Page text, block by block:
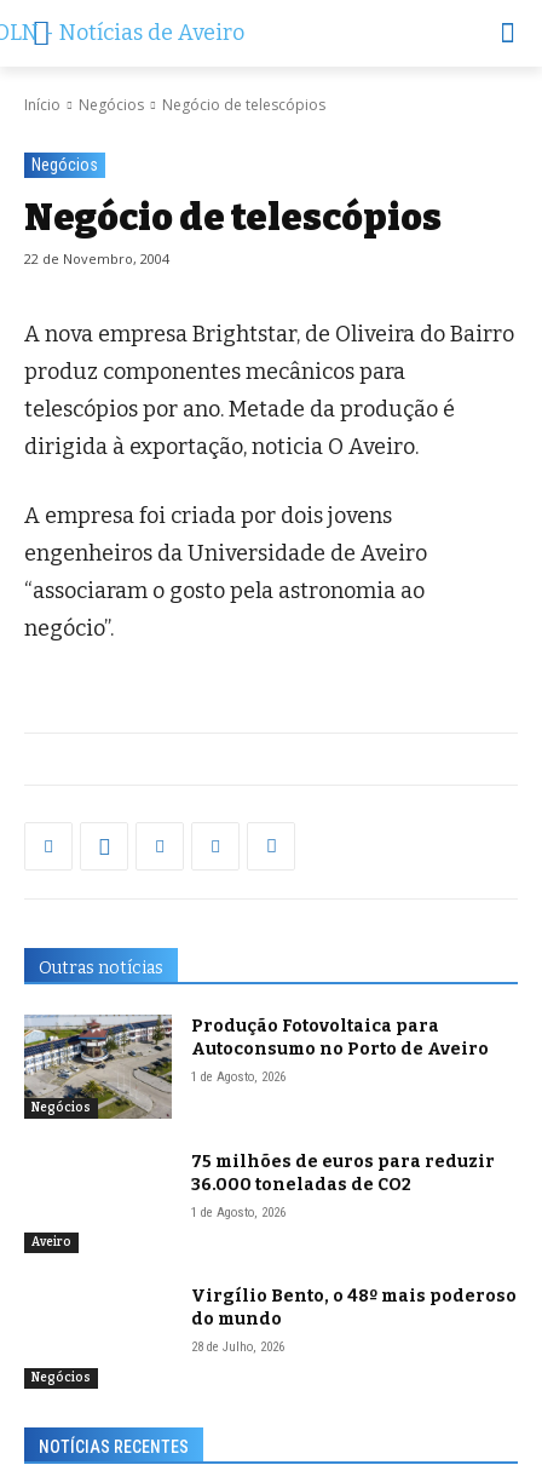
Início Negócios Negócio de telescópios
Negócios
Negócio de telescópios
22 de Novembro, 2004
A nova empresa Brightstar, de Oliveira do Bairro
produz componentes mecânicos para
telescópios por ano. Metade da produção é
dirigida à exportação, noticia O Aveiro.
A empresa foi criada por dois jovens
engenheiros da Universidade de Aveiro
“associaram o gosto pela astronomia ao
negócio”.
Outras notícias
Negócios
Produção Fotovoltaica para
Autoconsumo no Porto de Aveiro
1 de Agosto, 2026
Aveiro
75 milhões de euros para reduzir
36.000 toneladas de CO2
1 de Agosto, 2026
Negócios
Virgílio Bento, o 48º mais poderoso
do mundo
28 de Julho, 2026
NOTÍCIAS RECENTES